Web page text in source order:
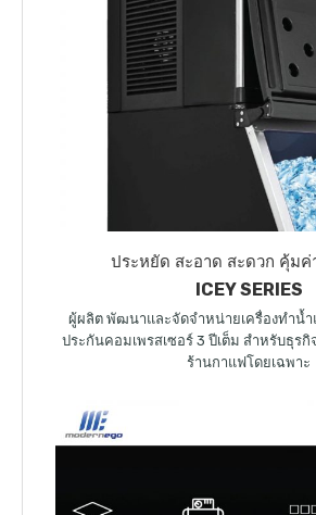
ประหยัด สะอาด สะดวก คุ้ม
ICEY SERIES
ผู้ผลิต พัฒนาและจัดจำหน่ายเครื่องทำน้ำ
ประกันคอมเพรสเซอร์ 3 ปีเต็ม สำหรับธุรกิ
ร้านกาแฟโดยเฉพาะ